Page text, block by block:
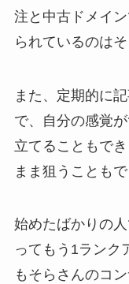
注と中古ドメイ
られているのは
また、定期的に
で、自分の感覚
立てることもで
まま狙うこともで
始めたばかりの
ってもう1ランク
もそらさんのコ